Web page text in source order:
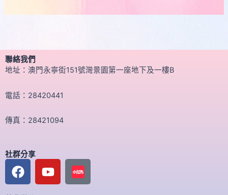
聯絡我們
地址：澳門永寧街151號灣景園第一座地下及一樓B
電話：28420441
傳真：28421094
社群分享
F
a
Y
o